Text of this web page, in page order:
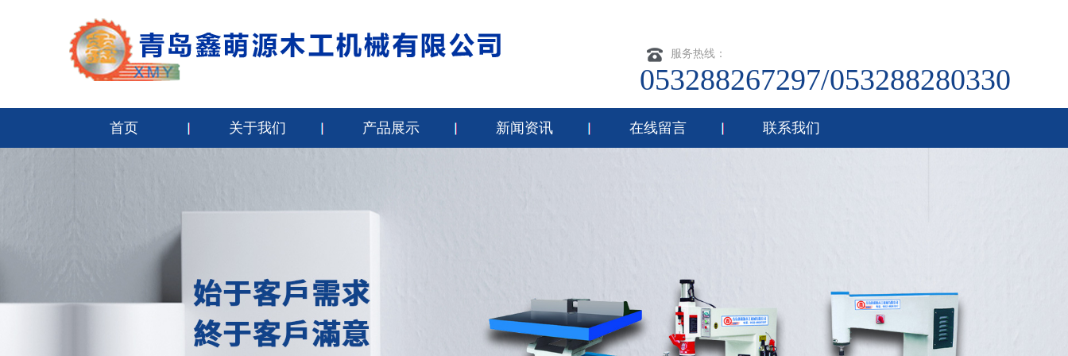
服务热线：
053288267297/053288280330
首页 关于我们 产品展示 新闻资讯 在线留言 联系我们